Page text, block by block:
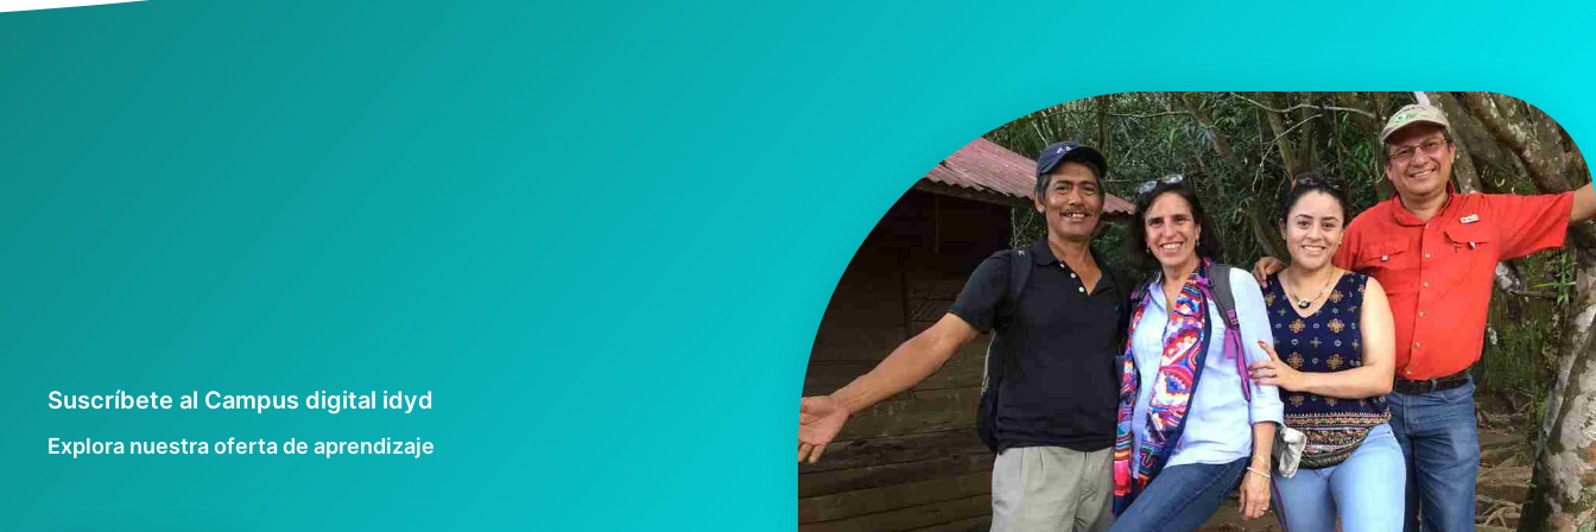
Suscríbete al Campus digital idyd
Explora nuestra oferta de aprendizaje